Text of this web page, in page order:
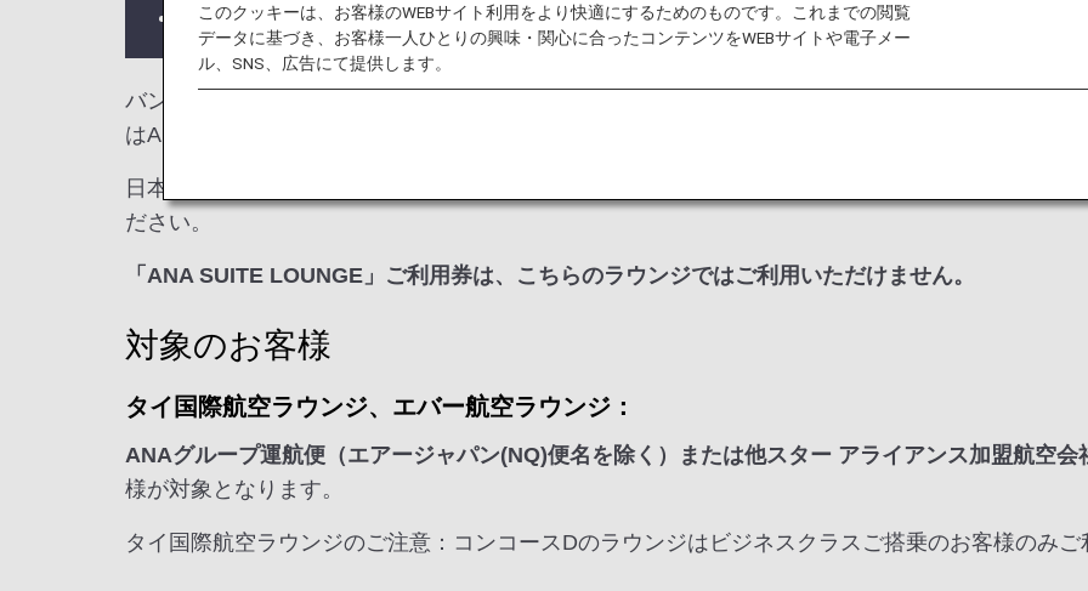
ラウンジが所在する国や州により入室条件に制約がある場合があります。
バンコク・スワンナプーム国際空港では、
はANA国際線を利用される際のラウンジ入室基準を記載しております。
日本国外の空港にてお乗り継ぎの場合には、ラウンジ入室基準が異なる場合がございます。入室
ださい。
「ANA SUITE LOUNGE」ご利用券は、こちらのラウンジではご利用いただけません。
対象のお客様
タイ国際航空ラウンジ、エバー航空ラウンジ：
ANAグループ運航便（エアージャパン(NQ)便名を除く）または他スター アライアンス加盟航空会
様が対象となります。
タイ国際航空ラウンジのご注意：コンコースDのラウンジはビジネスクラスご搭乗のお客様のみご
このクッキーは、お客様のWEBサイト利用をより快適にするためのものです。これまでの閲覧
データに基づき、お客様一人ひとりの興味・関心に合ったコンテンツをWEBサイトや電子メー
ル、SNS、広告にて提供します。